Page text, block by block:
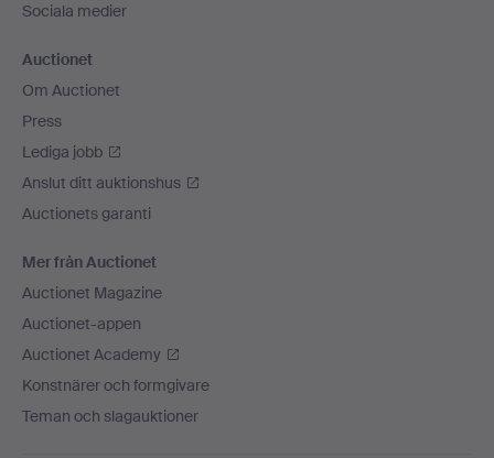
Sociala medier
Auctionet
Om Auctionet
Press
Lediga jobb
Anslut ditt auktionshus
Auctionets garanti
Mer från Auctionet
Auctionet Magazine
Auctionet-appen
Auctionet Academy
Konstnärer och formgivare
Teman och slagauktioner